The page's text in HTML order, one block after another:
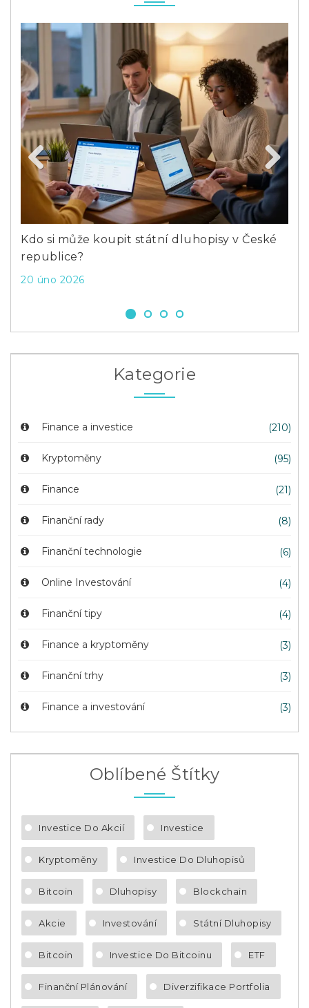
Co je to ETF fond?
4 pro 2023
Previous Next
Kategorie
Finance a investice (210)
Kryptoměny (95)
Finance (21)
Finanční rady (8)
Finanční technologie (6)
Online Investování (4)
Finanční tipy (4)
Finance a kryptoměny (3)
Finanční trhy (3)
Finance a investování (3)
Oblíbené Štítky
Investice Do Akcií Investice
Kryptoměny Investice Do Dluhopisů
Bitcoin Dluhopisy Blockchain
Akcie Investování Státní Dluhopisy
Bitcoin Investice Do Bitcoinu ETF
Finanční Plánování Diverzifikace Portfolia